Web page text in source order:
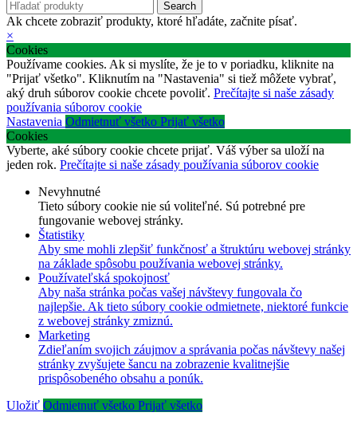
Search
Ak chcete zobraziť produkty, ktoré hľadáte, začnite písať.
×
Cookies
Používame cookies. Ak si myslíte, že je to v poriadku, kliknite na
"Prijať všetko". Kliknutím na "Nastavenia" si tiež môžete vybrať,
aký druh súborov cookie chcete povoliť. Prečítajte si naše zásady
používania súborov cookie
Nastavenia Odmietnuť všetko Prijať všetko
Cookies
Vyberte, aké súbory cookie chcete prijať. Váš výber sa uloží na
jeden rok. Prečítajte si naše zásady používania súborov cookie
Nevyhnutné
Tieto súbory cookie nie sú voliteľné. Sú potrebné pre
fungovanie webovej stránky.
Štatistiky
Aby sme mohli zlepšiť funkčnosť a štruktúru webovej stránky
na základe spôsobu používania webovej stránky.
Používateľská spokojnosť
Aby naša stránka počas vašej návštevy fungovala čo
najlepšie. Ak tieto súbory cookie odmietnete, niektoré funkcie
z webovej stránky zmiznú.
Marketing
Zdieľaním svojich záujmov a správania počas návštevy našej
stránky zvyšujete šancu na zobrazenie kvalitnejšie
prispôsobeného obsahu a ponúk.
Uložiť Odmietnuť všetko Prijať všetko